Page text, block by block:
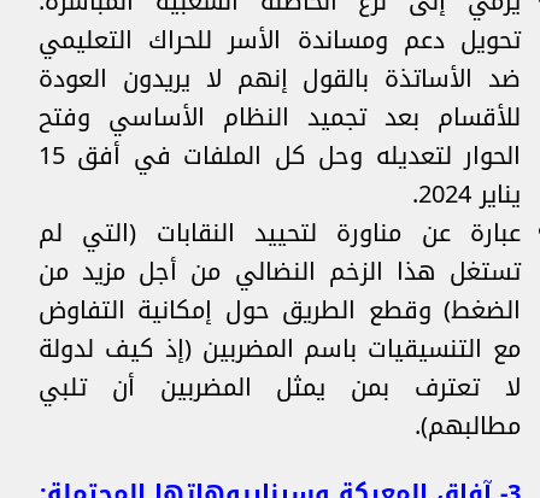
تحويل دعم ومساندة الأسر للحراك التعليمي
ضد الأساتذة بالقول إنهم لا يريدون العودة
للأقسام بعد تجميد النظام الأساسي وفتح
الحوار لتعديله وحل كل الملفات في أفق 15
يناير 2024.
عبارة عن مناورة لتحييد النقابات (التي لم
تستغل هذا الزخم النضالي من أجل مزيد من
الضغط) وقطع الطريق حول إمكانية التفاوض
مع التنسيقيات باسم المضربين (إذ كيف لدولة
لا تعترف بمن يمثل المضربين أن تلبي
مطالبهم).